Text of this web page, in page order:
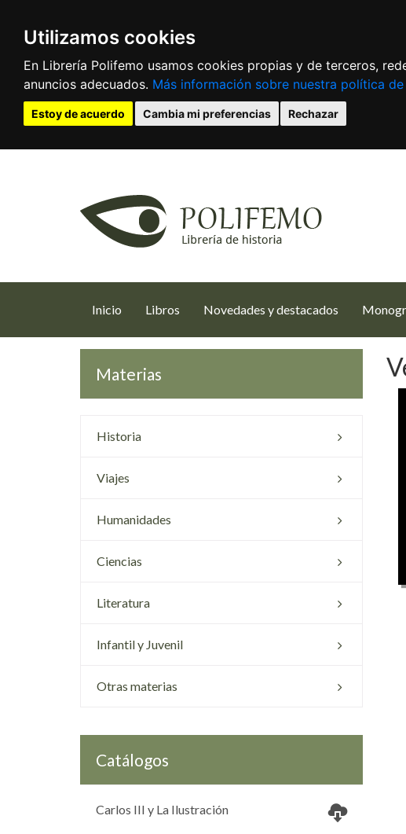
Utilizamos cookies
En Librería Polifemo usamos cookies propias y de terceros,
anuncios adecuados. Más información sobre nuestra política
Estoy de acuerdo Cambia mi preferencias Rechazar
Inicio (current)
Libros Novedades y destacados
Materias
Historia
Viajes
Humanidades
Ciencias
Literatura
Infantil y Juvenil
Otras materias
Catálogos
Carlos III y La Ilustración